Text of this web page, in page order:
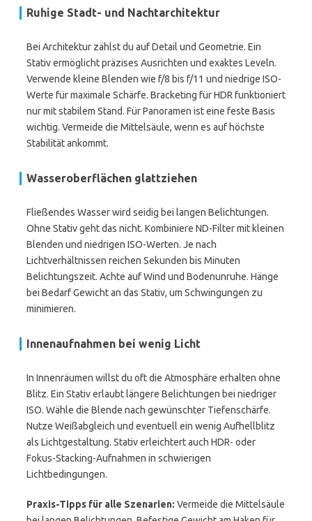
Ruhige Stadt- und Nachtarchitektur
Bei Architektur zählst du auf Detail und Geometrie. Ein
Stativ ermöglicht präzises Ausrichten und exaktes Leveln.
Verwende kleine Blenden wie f/8 bis f/11 und niedrige ISO-
Werte für maximale Schärfe. Bracketing für HDR funktioniert
nur mit stabilem Stand. Für Panoramen ist eine feste Basis
wichtig. Vermeide die Mittelsäule, wenn es auf höchste
Stabilität ankommt.
Wasseroberflächen glattziehen
Fließendes Wasser wird seidig bei langen Belichtungen.
Ohne Stativ geht das nicht. Kombiniere ND-Filter mit kleinen
Blenden und niedrigen ISO-Werten. Je nach
Lichtverhältnissen reichen Sekunden bis Minuten
Belichtungszeit. Achte auf Wind und Bodenunruhe. Hänge
bei Bedarf Gewicht an das Stativ, um Schwingungen zu
minimieren.
Innenaufnahmen bei wenig Licht
In Innenräumen willst du oft die Atmosphäre erhalten ohne
Blitz. Ein Stativ erlaubt längere Belichtungen bei niedriger
ISO. Wähle die Blende nach gewünschter Tiefenschärfe.
Nutze Weißabgleich und eventuell ein wenig Aufhellblitz
als Lichtgestaltung. Stativ erleichtert auch HDR- oder
Fokus-Stacking-Aufnahmen in schwierigen
Lichtbedingungen.
Praxis-Tipps für alle Szenarien: Vermeide die Mittelsäule